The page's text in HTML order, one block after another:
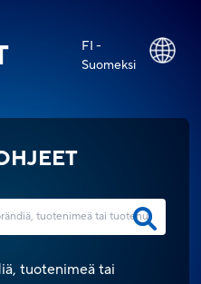
FI -
Suomeksi
tuotenimeä tai